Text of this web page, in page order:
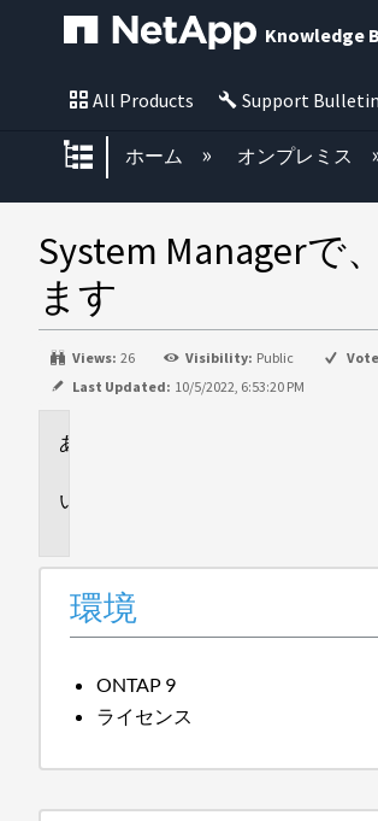
Knowledge
All Products Support
グローバル階層を
ホーム オンプレミス
System Manager
ます
Views: 26 Visibility: Public
Last Updated: 10/5/2022, 6:53:20 PM
環境
ONTAP 9
ライセンス